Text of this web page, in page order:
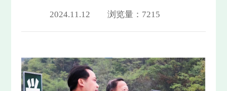
2024.11.12 浏览量：7215